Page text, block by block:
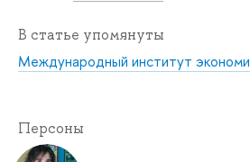
В статье упомянуты
Международный институт
Персоны